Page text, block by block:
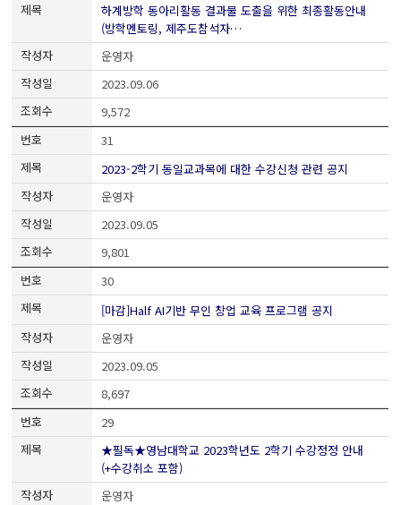
하계방학 동아리활동 결과물 도출을 위한 최종활동안내
(방학멘토링, 제주도참석자…
운영자
2023.09.06
9,572
31
2023-2학기 동일교과목에 대한 수강신청 관련 공지
운영자
2023.09.05
9,801
30
[마감]Half AI기반 무인 창업 교육 프로그램 공지
운영자
2023.09.05
8,697
29
★필독★영남대학교 2023학년도 2학기 수강정정 안내
(+수강취소 포함)
운영자